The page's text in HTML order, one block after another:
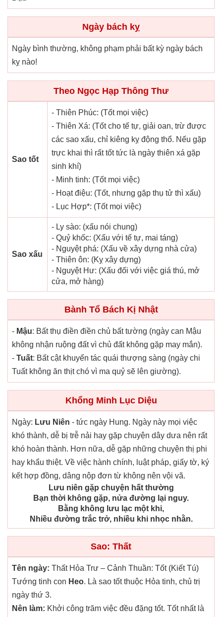
Ngày bách kỵ
Ngày bình thường, không phạm phải bất kỳ ngày bách
kỵ nào!
Theo Ngọc Hạp Thông Thư
Sao tốt
- Thiên Phúc: (Tốt mọi việc)
- Thiên Xá: (Tốt cho tế tự, giải oan, trừ được
các sao xấu, chỉ kiêng kỵ động thổ. Nếu gặp
trực khai thì rất tốt tức là ngày thiên xá gặp
sinh khí)
- Minh tinh: (Tốt mọi việc)
- Hoạt điệu: (Tốt, nhưng gặp thụ tử thì xấu)
- Lục Hợp*: (Tốt mọi việc)
Sao xấu
- Ly sào: (xấu nói chung)
- Quỷ khốc: (Xấu với tế tự, mai táng)
- Nguyệt phá: (Xấu về xây dựng nhà cửa)
- Thiên ôn: (Kỵ xây dựng)
- Nguyệt Hư: (Xấu đối với việc giá thú, mở
cửa, mở hàng)
Bành Tổ Bách Kị Nhật
- Mậu: Bất thụ điền điền chủ bất tường (ngày can Mậu
không nhận ruộng đất vì chủ đất không gặp may mắn).
- Tuất: Bất cật khuyển tác quái thượng sàng (ngày chi
Tuất không ăn thịt chó vì ma quỷ sẽ lên giường).
Khổng Minh Lục Diệu
Ngày: Lưu Niên - tức ngày Hung. Ngày này mọi việc
khó thành, dễ bị trễ nải hay gặp chuyện dây dưa nên rất
khó hoàn thành. Hơn nữa, dễ gặp những chuyện thị phi
hay khẩu thiệt. Về việc hành chính, luật pháp, giấy tờ, ký
kết hợp đồng, dâng nộp đơn từ không nên vội vã.
Lưu niên gặp chuyện hất thường
Bạn thời không gặp, nửa đường lại nguy.
Bằng không lưu lạc một khi,
Nhiều đường trắc trở, nhiều khi nhọc nhằn.
Sao: Thất
Tên ngày: Thất Hỏa Trư – Cảnh Thuần: Tốt (Kiết Tú)
Tướng tinh con Heo. Là sao tốt thuộc Hỏa tinh, chủ trị
ngày thứ 3.
Nên làm: Khởi công trăm việc đều đặng tốt. Tốt nhất là